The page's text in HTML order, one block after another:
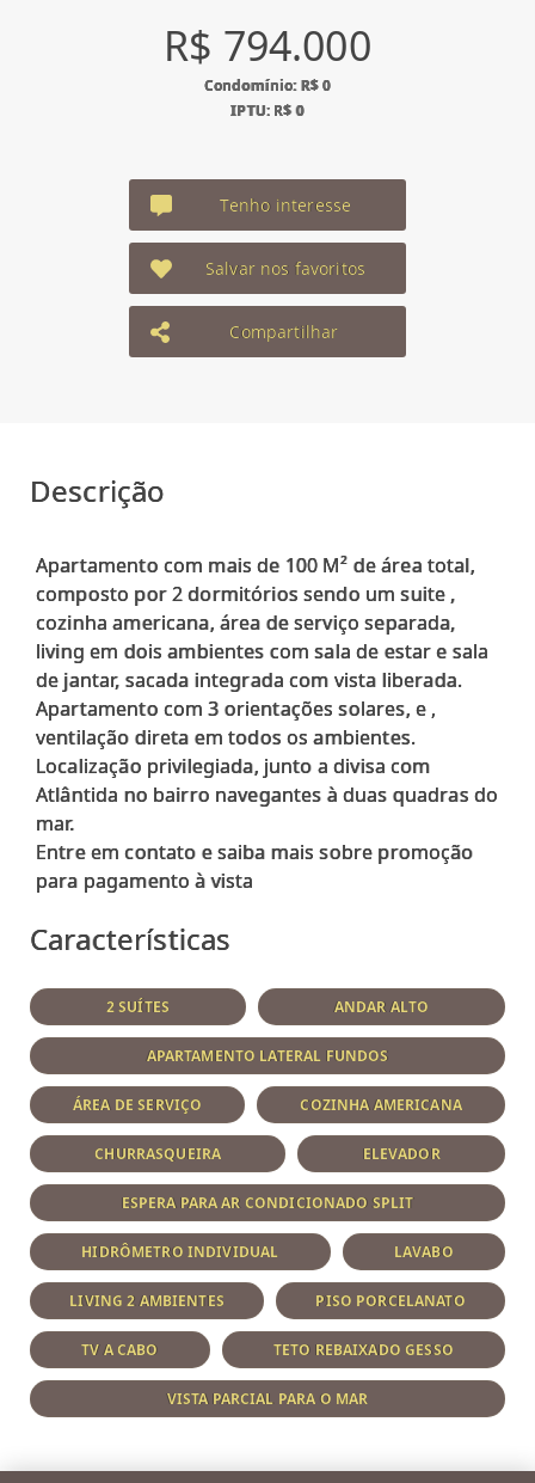
R$ 794.000
Condomínio: R$ 0
IPTU: R$ 0
Tenho interesse
Salvar nos favoritos
Compartilhar
Descrição
Apartamento com mais de 100 M² de área total,
composto por 2 dormitórios sendo um suite ,
cozinha americana, área de serviço separada,
living em dois ambientes com sala de estar e sala
de jantar, sacada integrada com vista liberada.
Apartamento com 3 orientações solares, e ,
ventilação direta em todos os ambientes.
Localização privilegiada, junto a divisa com
Atlântida no bairro navegantes à duas quadras do
mar.
Entre em contato e saiba mais sobre promoção
Características
2 SUÍTES ANDAR ALTO
APARTAMENTO LATERAL FUNDOS
ÁREA DE SERVIÇO COZINHA AMERICANA
CHURRASQUEIRA ELEVADOR
ESPERA PARA AR CONDICIONADO SPLIT
HIDRÔMETRO INDIVIDUAL LAVABO
LIVING 2 AMBIENTES PISO PORCELANATO
TV A CABO TETO REBAIXADO GESSO
VISTA PARCIAL PARA O MAR